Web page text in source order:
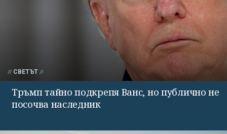
СВЕТЪТ
Тръмп тайно подкрепя Ванс, но публично не
посочва наследник